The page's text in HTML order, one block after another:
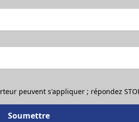
peuvent s'appliquer ; répondez
Soumettre